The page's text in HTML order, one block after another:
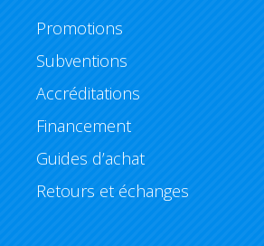
Promotions
Subventions
Accréditations
Financement
Guides d’achat
Retours et échanges